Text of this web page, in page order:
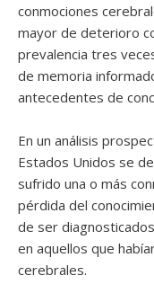
conmociones
mayor de deterioro
prevalencia tres
de memoria
antecedentes de
En un análisis
Estados Unidos se
sufrido una o más
pérdida del
de ser
en aquellos que
cerebrales.